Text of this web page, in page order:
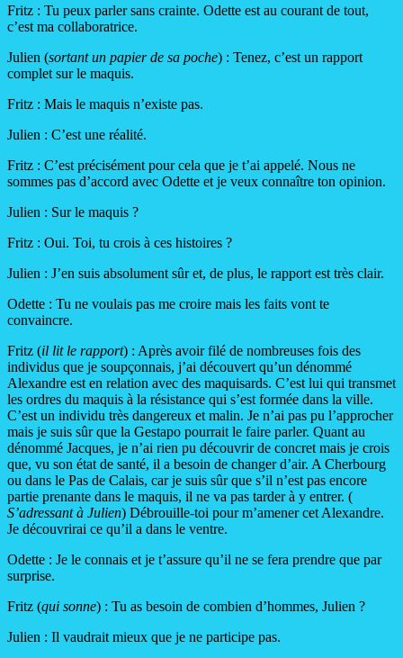
Fritz : Tu peux parler sans crainte. Odette est au courant de tout,
c’est ma collaboratrice.
Julien (sortant un papier de sa poche) : Tenez, c’est un rapport
complet sur le maquis.
Fritz : Mais le maquis n’existe pas.
Julien : C’est une réalité.
Fritz : C’est précisément pour cela que je t’ai appelé. Nous ne
sommes pas d’accord avec Odette et je veux connaître ton opinion.
Julien : Sur le maquis ?
Fritz : Oui. Toi, tu crois à ces histoires ?
Julien : J’en suis absolument sûr et, de plus, le rapport est très clair.
Odette : Tu ne voulais pas me croire mais les faits vont te
convaincre.
Fritz (il lit le rapport) : Après avoir filé de nombreuses fois des
individus que je soupçonnais, j’ai découvert qu’un dénommé
Alexandre est en relation avec des maquisards. C’est lui qui transmet
les ordres du maquis à la résistance qui s’est formée dans la ville.
C’est un individu très dangereux et malin. Je n’ai pas pu l’approcher
mais je suis sûr que la Gestapo pourrait le faire parler. Quant au
dénommé Jacques, je n’ai rien pu découvrir de concret mais je crois
que, vu son état de santé, il a besoin de changer d’air. A Cherbourg
ou dans le Pas de Calais, car je suis sûr que s’il n’est pas encore
partie prenante dans le maquis, il ne va pas tarder à y entrer. (
S’adressant à Julien) Débrouille-toi pour m’amener cet Alexandre.
Je découvrirai ce qu’il a dans le ventre.
Odette : Je le connais et je t’assure qu’il ne se fera prendre que par
surprise.
Fritz (qui sonne) : Tu as besoin de combien d’hommes, Julien ?
Julien : Il vaudrait mieux que je ne participe pas.